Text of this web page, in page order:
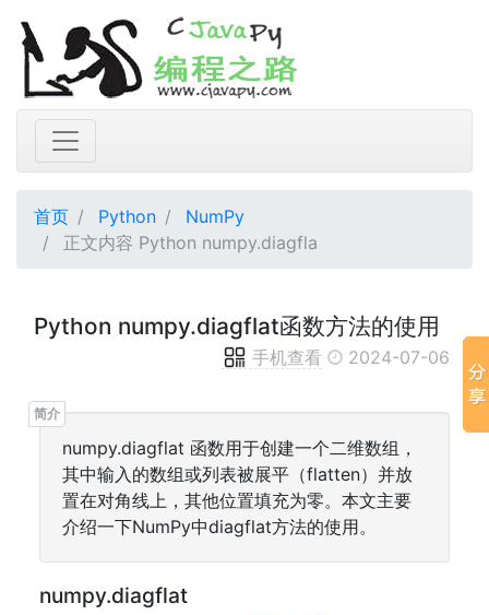
首页 Python
NumPy
正文内容 Python numpy.diagfla
Python numpy.diagflat函数方法的使用
手机查看 2024-07-06
numpy.diagflat 函数用于创建一个二维数组，
其中输入的数组或列表被展平（flatten）并放
置在对角线上，其他位置填充为零。本文主要
介绍一下NumPy中diagflat方法的使用。
numpy.diagflat